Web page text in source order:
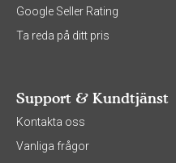
Google Seller Rating
Ta reda på ditt pris
Support & Kundtjänst
Kontakta oss
Vanliga frågor